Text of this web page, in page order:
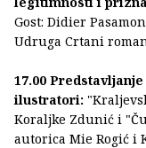
Gost: Didier
Udruga Crtani
17.00
ilustratori:
Koraljke Zdunić i
autorica Mie Rogić i